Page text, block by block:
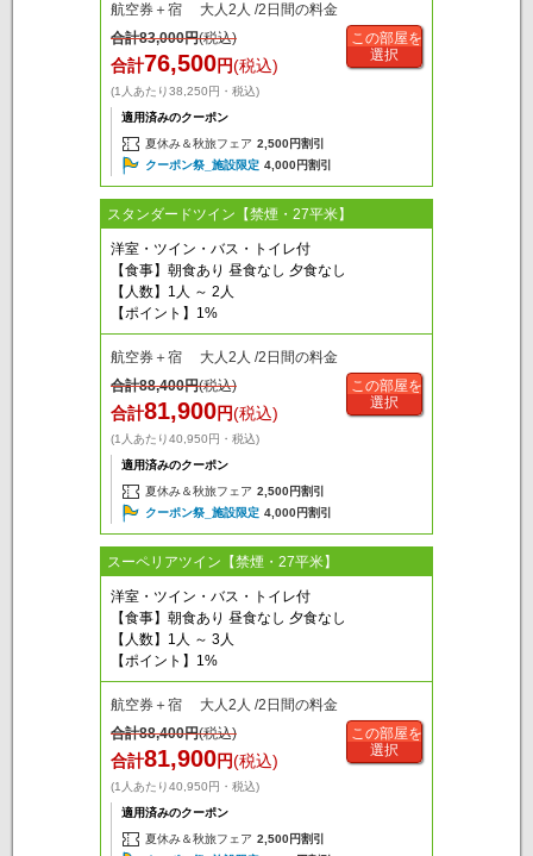
航空券＋宿 大人2人 /2日間の料金
合計83,000円(税込)
合計76,500円(税込)
(1人あたり38,250円・税込)
適用済みのクーポン
夏休み＆秋旅フェア 2,500円割引
クーポン祭_施設限定 4,000円割引
この部屋を
選択
スタンダードツイン【禁煙・27平米】
洋室・ツイン・バス・トイレ付
【食事】朝食あり 昼食なし 夕食なし
【人数】1人 ～ 2人
【ポイント】1%
航空券＋宿 大人2人 /2日間の料金
合計88,400円(税込)
合計81,900円(税込)
(1人あたり40,950円・税込)
適用済みのクーポン
夏休み＆秋旅フェア 2,500円割引
クーポン祭_施設限定 4,000円割引
この部屋を
選択
スーペリアツイン【禁煙・27平米】
洋室・ツイン・バス・トイレ付
【食事】朝食あり 昼食なし 夕食なし
【人数】1人 ～ 3人
【ポイント】1%
航空券＋宿 大人2人 /2日間の料金
合計88,400円(税込)
合計81,900円(税込)
(1人あたり40,950円・税込)
適用済みのクーポン
夏休み＆秋旅フェア 2,500円割引
この部屋を
選択